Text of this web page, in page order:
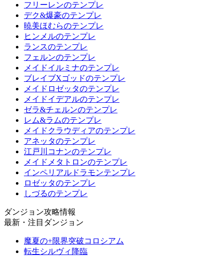
フリーレンのテンプレ
デク&爆豪のテンプレ
暁美ほむらのテンプレ
ヒンメルのテンプレ
ランスのテンプレ
フェルンのテンプレ
メイドイルミナのテンプレ
ブレイブXゴッドのテンプレ
メイドロゼッタのテンプレ
メイドイデアルのテンプレ
ゼラ&チェルンのテンプレ
レム&ラムのテンプレ
メイドクラウディアのテンプレ
アネッタのテンプレ
江戸川コナンのテンプレ
メイドメタトロンのテンプレ
インペリアルドラモンテンプレ
ロゼッタのテンプレ
しづるのテンプレ
ダンジョン攻略情報
最新・注目ダンジョン
魔夏の+限界突破コロシアム
転生シルヴィ降臨